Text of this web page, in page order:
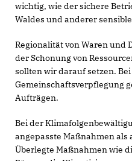
wichtig, wie der sichere
Waldes und anderer
Regionalität von Waren und
der Schonung von
sollten wir darauf setzen.
Gemeinschaftsverpflegung
Aufträgen.
Bei der
angepasste Maßnahmen
Überlegte Maßnahmen wie